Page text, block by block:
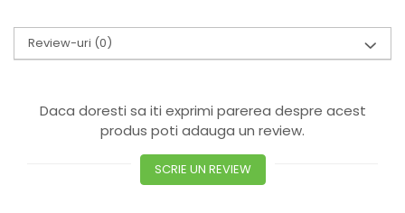
ULEIURI
GEMODERIVATE
CREME AFECTIUNI PIELE
Review-uri (0)
Daca doresti sa iti exprimi parerea despre acest
produs poti adauga un review.
SCRIE UN REVIEW